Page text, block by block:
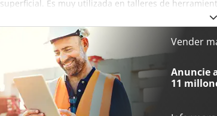
superficial. Es muy utilizada en talleres de
control preciso para piezas de tamaño pequeño a
Vender
Anuncie
11